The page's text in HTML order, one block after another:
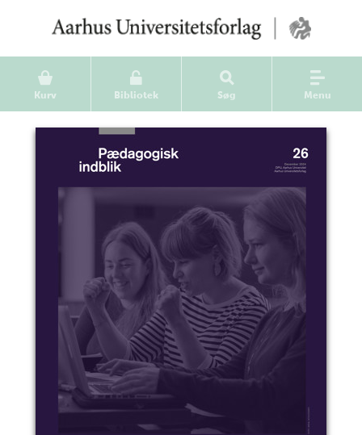
Kurv Bibliotek Søg Menu